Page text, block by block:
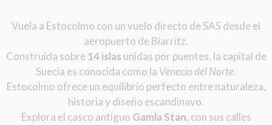
Vuela a Estocolmo con un vuelo directo de SAS desde el
aeropuerto de Biarritz.
Construida sobre14 islasunidas por puentes, la capital de
Suecia es conocida como la Venecia del Norte.
Estocolmo ofrece un equilibrio perfecto entre naturaleza,
historia y diseño escandinavo.
Explora el casco antiguo Gamla Stan, con sus calles